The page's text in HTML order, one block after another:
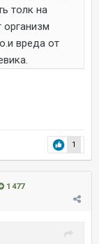
толк на
организм
вреда от
1
1 477